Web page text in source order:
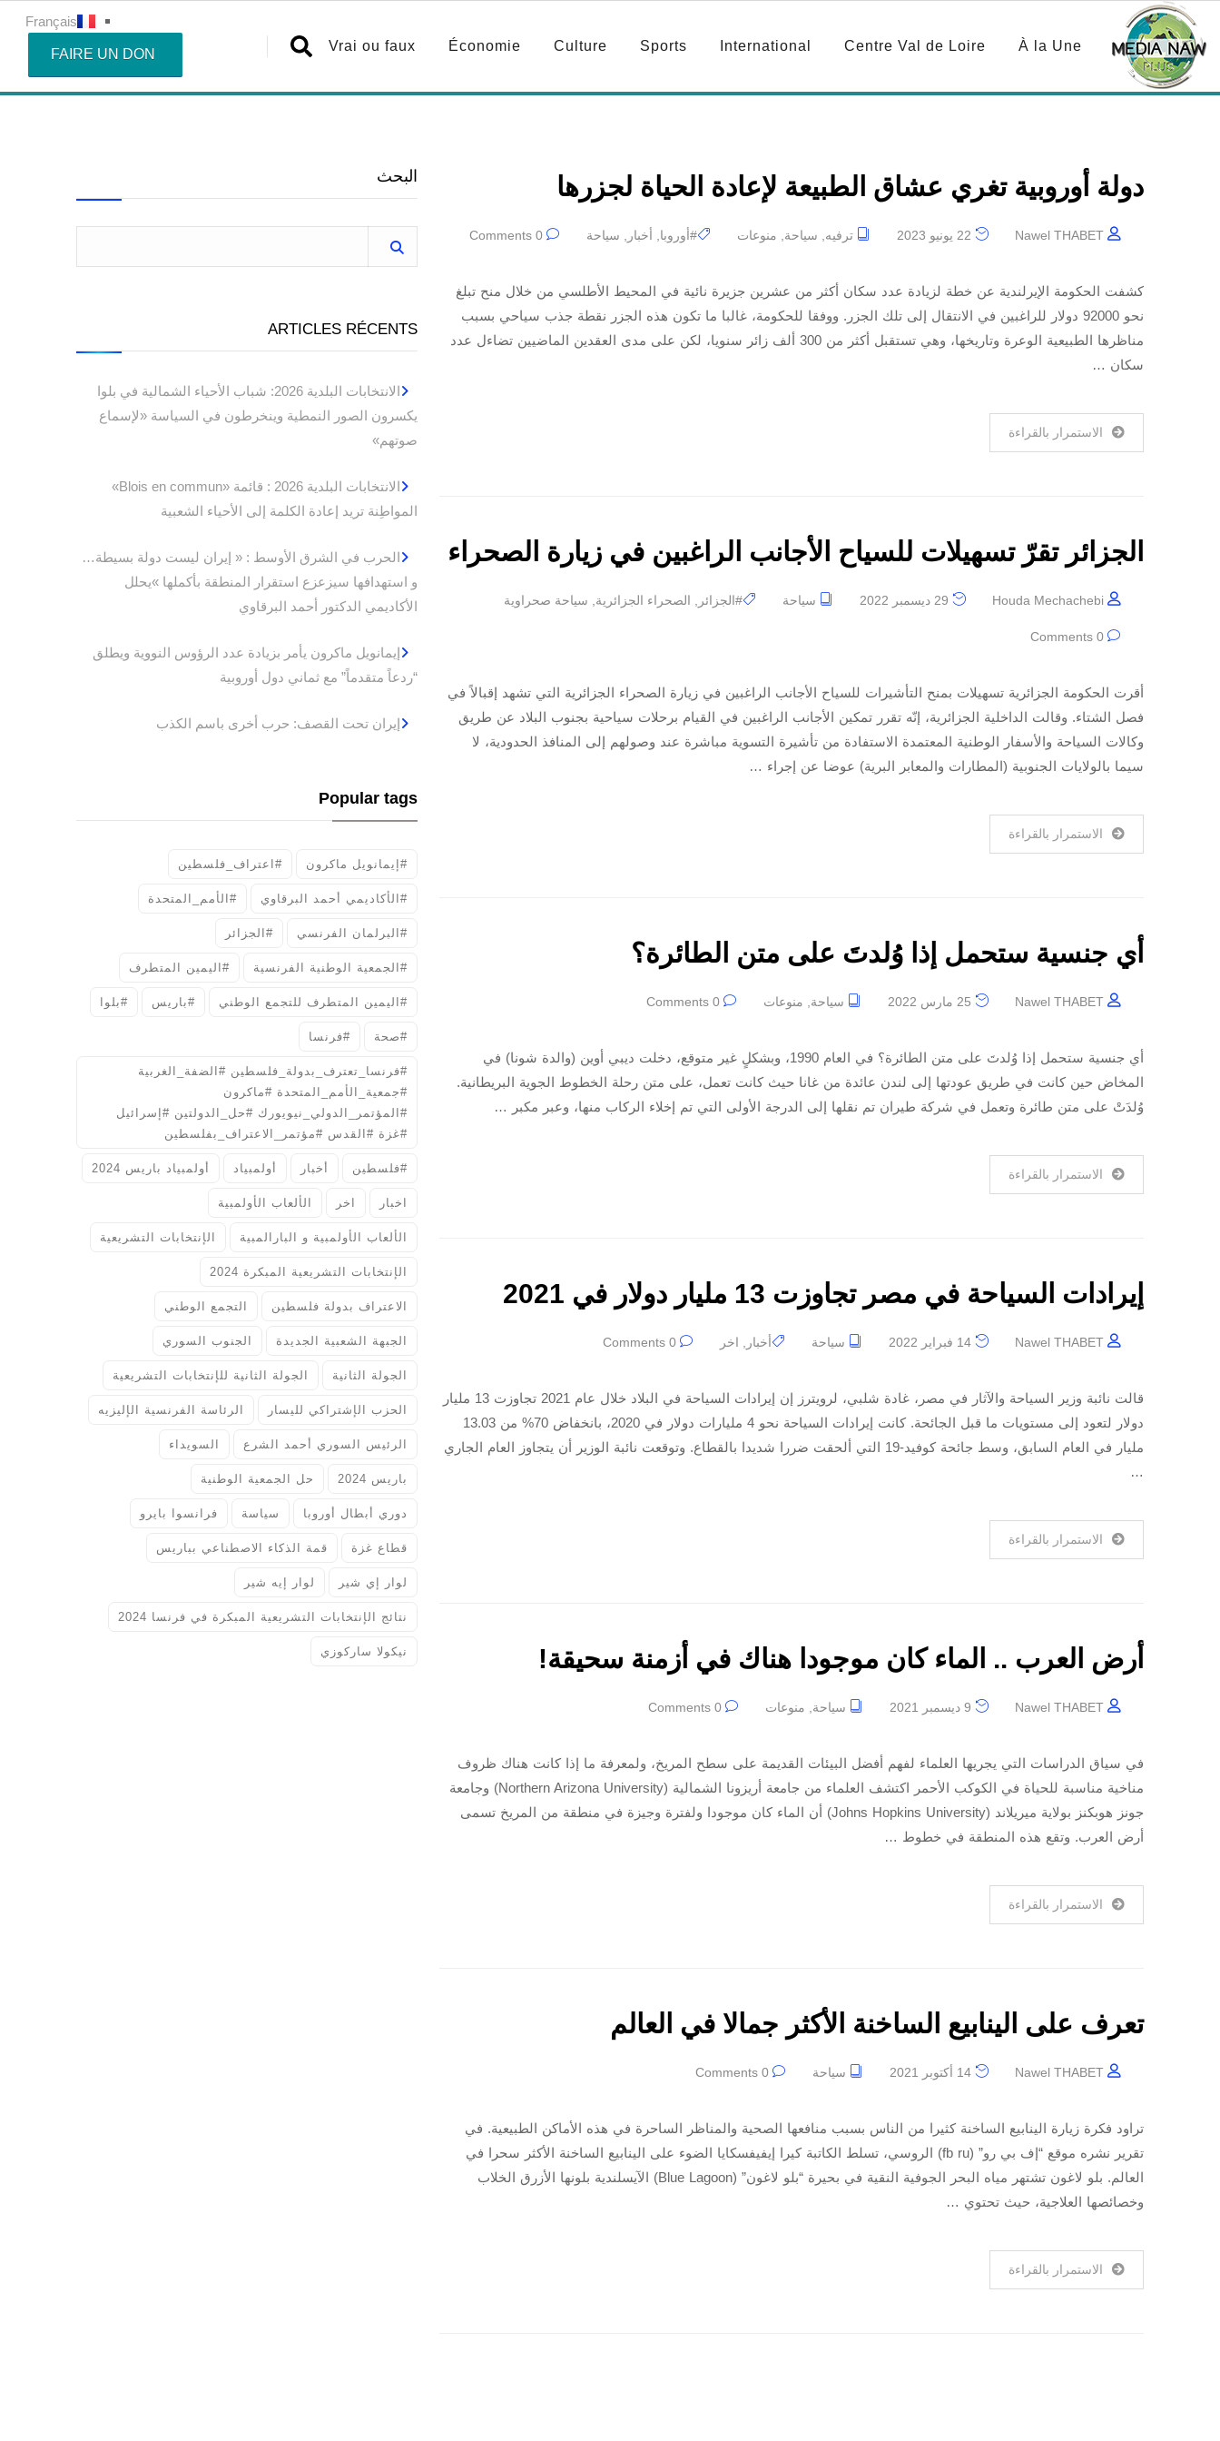
À la Une
Centre Val de Loire
International
Sports
Culture
Économie
Vrai ou faux
Français
FAIRE UN DON
دولة أوروبية تغري عشاق الطبيعة لإعادة الحياة لجزرها
Nawel THABET ترفيه سياحة منوعات #أوروبا أخبار سياحة
كشفت الحكومة الإيرلندية عن خطة لزيادة عدد سكان أكثر من عشرين جزيرة نائية في المحيط الأطلسي من خلال منح تبلغ
نحو 92000 دولار للراغبين في الانتقال إلى تلك الجزر. ووفقا للحكومة، غالبا ما تكون هذه الجزر نقطة جذب سياحي بسبب
مناظرها الطبيعية الوعرة وتاريخها، وهي تستقبل أكثر من 300 ألف زائر سنويا، لكن على مدى العقدين الماضيين تضاءل عدد
سكان …
الاستمرار بالقراءة
الجزائر تقرّ تسهيلات للسياح الأجانب الراغبين في زيارة الصحراء
Houda Mechachebi سياحة #الجزائر الصحراء الجزائرية سياحة صحراوية
أقرت الحكومة الجزائرية تسهيلات بمنح التأشيرات للسياح الأجانب الراغبين في زيارة الصحراء الجزائرية التي تشهد إقبالاً في
فصل الشتاء. وقالت الداخلية الجزائرية، إنّه تقرر تمكين الأجانب الراغبين في القيام برحلات سياحية بجنوب البلاد عن طريق
وكالات السياحة والأسفار الوطنية المعتمدة الاستفادة من تأشيرة التسوية مباشرة عند وصولهم إلى المنافذ الحدودية، لا
سيما بالولايات الجنوبية (المطارات والمعابر البرية) عوضا عن إجراء …
الاستمرار بالقراءة
أي جنسية ستحمل إذا وُلدتَ على متن الطائرة؟
Nawel THABET سياحة منوعات
أي جنسية ستحمل إذا وُلدتَ على متن الطائرة؟ في العام 1990، وبشكلٍ غير متوقع، دخلت ديبي أوين (والدة شونا) في
المخاض حين كانت في طريق عودتها إلى لندن عائدة من غانا حيث كانت تعمل، على متن رحلة الخطوط الجوية البريطانية.
وُلدَتْ على متن طائرة وتعمل في شركة طيران تم نقلها إلى الدرجة الأولى التي تم إخلاء الركاب منها، وعبر مكبر …
الاستمرار بالقراءة
إيرادات السياحة في مصر تجاوزت 13 مليار دولار في 2021
Nawel THABET سياحة أخبار اخر
قالت نائبة وزير السياحة والآثار في مصر، غادة شلبي، لرويترز إن إيرادات السياحة في البلاد خلال عام 2021 تجاوزت 13 مليار
دولار لتعود إلى مستويات ما قبل الجائحة. كانت إيرادات السياحة نحو 4 مليارات دولار في 2020، بانخفاض 70% من 13.03
مليار في العام السابق، وسط جائحة كوفيد-19 التي ألحقت ضررا شديدا بالقطاع. وتوقعت نائبة الوزير أن يتجاوز العام الجاري
…
الاستمرار بالقراءة
أرض العرب .. الماء كان موجودا هناك في أزمنة سحيقة!
Nawel THABET سياحة منوعات
في سياق الدراسات التي يجريها العلماء لفهم أفضل البيئات القديمة على سطح المريخ، ولمعرفة ما إذا كانت هناك ظروف
مناخية مناسبة للحياة في الكوكب الأحمر اكتشف العلماء من جامعة أريزونا الشمالية (Northern Arizona University) وجامعة
جونز هوبكنز بولاية ميريلاند (Johns Hopkins University) أن الماء كان موجودا ولفترة وجيزة في منطقة من المريخ تسمى
أرض العرب. وتقع هذه المنطقة في خطوط …
الاستمرار بالقراءة
تعرف على الينابيع الساخنة الأكثر جمالا في العالم
Nawel THABET سياحة
تراود فكرة زيارة الينابيع الساخنة كثيرا من الناس بسبب منافعها الصحية والمناظر الساحرة في هذه الأماكن الطبيعية. في
تقرير نشره موقع “إف بي رو” (fb ru) الروسي، تسلط الكاتبة كيرا إيفيفسكايا الضوء على الينابيع الساخنة الأكثر سحرا في
العالم. بلو لاغون تشتهر مياه البحر الجوفية النقية في بحيرة “بلو لاغون” (Blue Lagoon) الآيسلندية بلونها الأزرق الخلاب
وخصائصها العلاجية، حيث تحتوي …
الاستمرار بالقراءة
البحث
ARTICLES RÉCENTS
الانتخابات البلدية 2026: شباب الأحياء الشمالية في بلوا
يكسرون الصور النمطية وينخرطون في السياسة «لإسماع
صوتهم»
الانتخابات البلدية 2026 : قائمة «Blois en commun»
المواطِنة تريد إعادة الكلمة إلى الأحياء الشعبية
الحرب في الشرق الأوسط : « إيران ليست دولة بسيطة…
و استهدافها سيزعزع استقرار المنطقة بأكملها »يحلل
الأكاديمي الدكتور أحمد البرقاوي
إيمانويل ماكرون يأمر بزيادة عدد الرؤوس النووية ويطلق
“ردعاً متقدماً” مع ثماني دول أوروبية
إيران تحت القصف: حرب أخرى باسم الكذب
Popular tags
#إيمانويل ماكرون #اعتراف_فلسطين
#الأكاديمي أحمد البرقاوي #الأمم_المتحدة
#البرلمان الفرنسي #الجزائر
#الجمعية الوطنية الفرنسية #اليمين المتطرف
#اليمين المتطرف للتجمع الوطني #باريس #بلوا
#صحة #فرنسا
#فرنسا_تعترف_بدولة_فلسطين #الضفة_الغربية
#جمعية_الأمم_المتحدة #ماكرون
#المؤتمر_الدولي_نيويورك #حل_الدولتين #إسرائيل
#غزة #القدس #مؤتمر_الاعتراف_بفلسطين
#فلسطين أخبار أولمبياد أولمبياد باريس 2024
اخبار اخر الألعاب الأولمبية
الألعاب الأولمبية و البارالمبية الإنتخابات التشريعية
الإنتخابات التشريعية المبكرة 2024
الاعتراف بدولة فلسطين التجمع الوطني
الجبهة الشعبية الجديدة الجنوب السوري
الجولة الثانية الجولة الثانية للإنتخابات التشريعية
الحزب الإشتراكي لليسار الرئاسة الفرنسية الإليزيه
الرئيس السوري أحمد الشرع السويداء
باريس 2024 حل الجمعية الوطنية
دوري أبطال أوروبا سياسة فرانسوا بايرو
قطاع غزة قمة الذكاء الاصطناعي بباريس
لوار إي شير لوار إيه شير
نتائج الإنتخابات التشريعية المبكرة في فرنسا 2024
نيكولا ساركوزي